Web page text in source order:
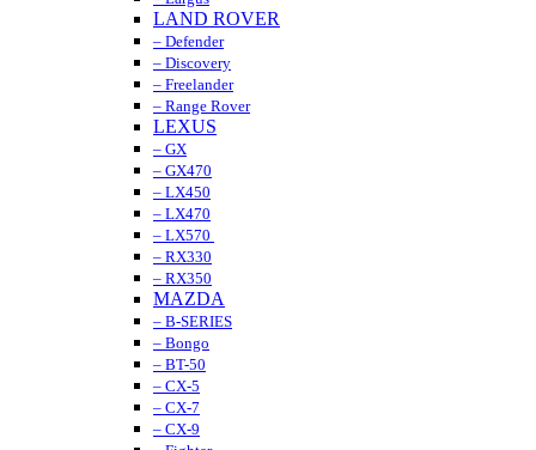
LAND ROVER
– Defender
– Discovery
– Freelander
– Range Rover
LEXUS
– GX
– GX470
– LX450
– LX470
– LX570
– RX330
– RX350
MAZDA
– B-SERIES
– Bongo
– BT-50
– CX-5
– CX-7
– CX-9